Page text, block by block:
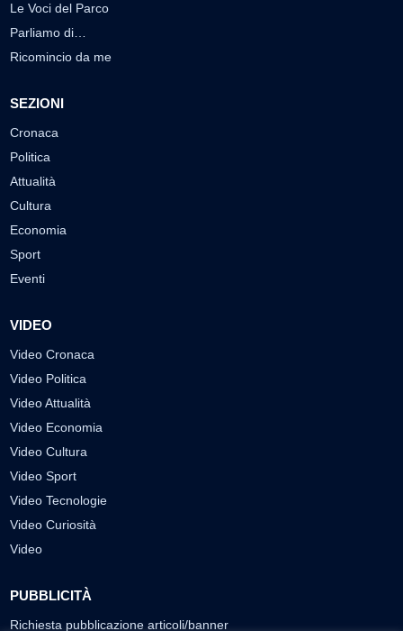
Le Voci del Parco
Parliamo di…
Ricomincio da me
SEZIONI
Cronaca
Politica
Attualità
Cultura
Economia
Sport
Eventi
VIDEO
Video Cronaca
Video Politica
Video Attualità
Video Economia
Video Cultura
Video Sport
Video Tecnologie
Video Curiosità
Video
PUBBLICITÀ
Richiesta pubblicazione articoli/banner